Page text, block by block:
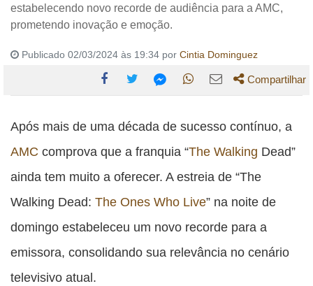
estabelecendo novo recorde de audiência para a AMC,
prometendo inovação e emoção.
Publicado 02/03/2024 às 19:34 por Cintia Dominguez
esta
publicação
esta
publicação
esta
publicação
esta
publicação
esta
publicação
Compartilhar
Após mais de uma década de sucesso contínuo, a
AMC comprova que a franquia “The Walking Dead”
ainda tem muito a oferecer. A estreia de “The
Walking Dead: The Ones Who Live” na noite de
domingo estabeleceu um novo recorde para a
emissora, consolidando sua relevância no cenário
televisivo atual.